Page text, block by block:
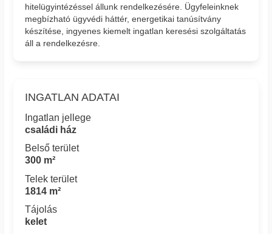
hitelügyintézéssel állunk rendelkezésére. Ügyfeleinknek
megbízható ügyvédi háttér, energetikai tanúsítvány
készítése, ingyenes kiemelt ingatlan keresési szolgáltatás
áll a rendelkezésre.
INGATLAN ADATAI
Ingatlan jellege
családi ház
Belső terület
300 m²
Telek terület
1814 m²
Tájolás
kelet